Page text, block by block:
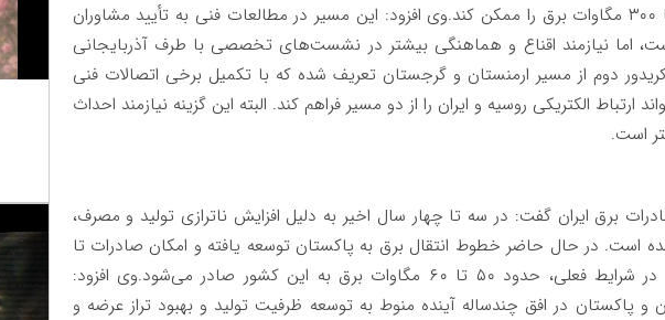
قابل اجراست و می‌تواند تبادل تا ۳۰۰ مگاوات برق را ممکن کند.وی افزود: این مسیر در مطالعات فنی به تأیید مشاوران
اما نیازمند اقناع و هماهنگی بیشتر در نشست‌های تخصصی با طرف آذربایجانی
کریدور دوم از مسیر ارمنستان و گرجستان تعریف شده که با تکمیل برخی اتصالات فنی
ارتباط الکتریکی روسیه و ایران را از دو مسیر فراهم کند. البته این گزینه نیازمند احداث
است.
برق ایران گفت: در سه تا چهار سال اخیر به دلیل افزایش ناترازی تولید و مصرف،
است. در حال حاضر خطوط انتقال برق به پاکستان توسعه یافته و امکان صادرات تا
۳۰۰ مگاوات وجود دارد، هرچند در شرایط فعلی، حدود ۵۰ تا ۶۰ مگاوات برق به این کشور صادر می‌شود.وی افزود:
و پاکستان در افق چندساله آینده منوط به توسعه ظرفیت تولید و بهبود تراز عرضه و